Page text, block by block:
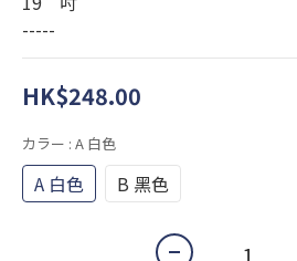
-----
HK$248.00
カラー : A 白色
A 白色 B 黑色